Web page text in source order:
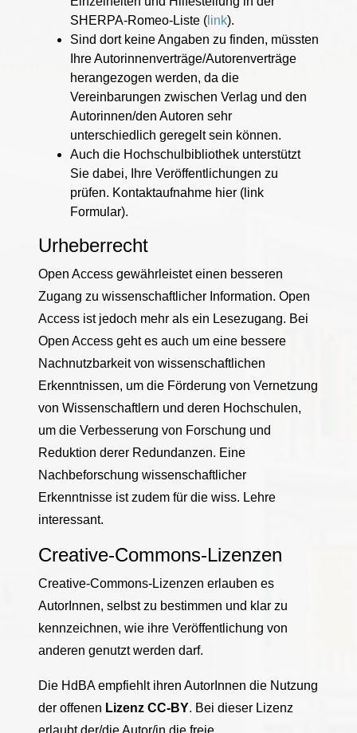
SHERPA-Romeo-Liste ( link).
Sind dort keine Angaben zu finden, müssten
Ihre Autorinnenverträge/Autorenverträge
herangezogen werden, da die
Vereinbarungen zwischen Verlag und den
Autorinnen/den Autoren sehr
unterschiedlich geregelt sein können.
Auch die Hochschulbibliothek unterstützt
Sie dabei, Ihre Veröffentlichungen zu
prüfen. Kontaktaufnahme hier (link
Formular).
Urheberrecht
Open Access gewährleistet einen besseren
Zugang zu wissenschaftlicher Information. Open
Access ist jedoch mehr als ein Lesezugang. Bei
Open Access geht es auch um eine bessere
Nachnutzbarkeit von wissenschaftlichen
Erkenntnissen, um die Förderung von Vernetzung
von Wissenschaftlern und deren Hochschulen,
um die Verbesserung von Forschung und
Reduktion derer Redundanzen. Eine
Nachbeforschung wissenschaftlicher
Erkenntnisse ist zudem für die wiss. Lehre
interessant.
Creative-Commons-Lizenzen
Creative-Commons-Lizenzen erlauben es
AutorInnen, selbst zu bestimmen und klar zu
kennzeichnen, wie ihre Veröffentlichung von
anderen genutzt werden darf.
Die HdBA empfiehlt ihren AutorInnen die Nutzung
der offenen Lizenz CC-BY. Bei dieser Lizenz
erlaubt der/die Autor/in die freie